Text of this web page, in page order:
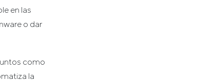
en las
o dar
como
la